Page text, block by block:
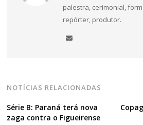
palestra, cerimonial,
repórter, produtor.
NOTÍCIAS RELACIONADAS
Série B: Paraná terá nova
zaga contra o Figueirense